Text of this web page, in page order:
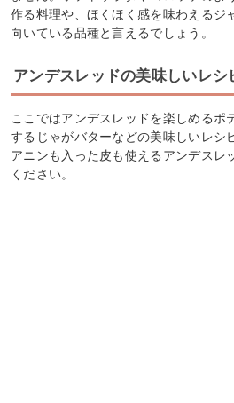
作る料理や、ほくほく感を味わえるジ
向いている品種と言えるでしょう。
アンデスレッドの美味しいレシ
ここではアンデスレッドを楽しめるポ
するじゃがバターなどの美味しいレシ
アニンも入った皮も使えるアンデスレ
ください。